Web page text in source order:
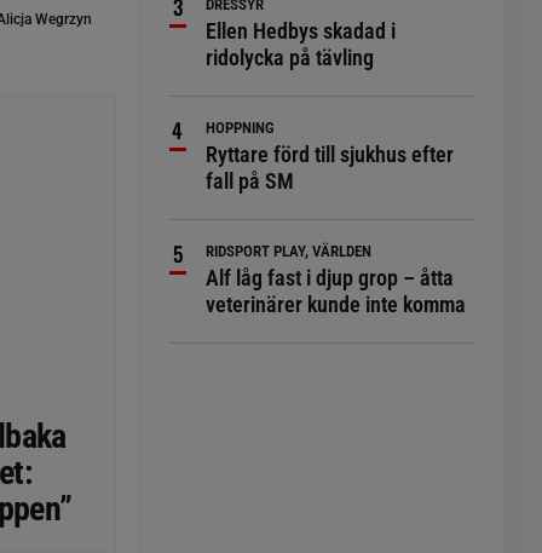
Wegrzyn
DRESSYR
Ellen Hedbys skadad i
ridolycka på tävling
HOPPNING
Ryttare förd till sjukhus efter
fall på SM
RIDSPORT PLAY, VÄRLDEN
Alf låg fast i djup grop – åtta
veterinärer kunde inte komma